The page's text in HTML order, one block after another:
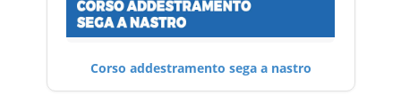
Corso addestramento sega a nastro